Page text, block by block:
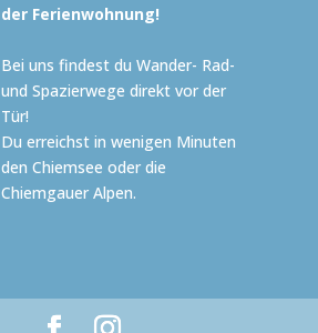
der Ferienwohnung!
Bei uns findest du Wander- Rad-
und Spazierwege direkt vor der
Tür!
Du erreichst in wenigen Minuten
den Chiemsee oder die
Chiemgauer Alpen.